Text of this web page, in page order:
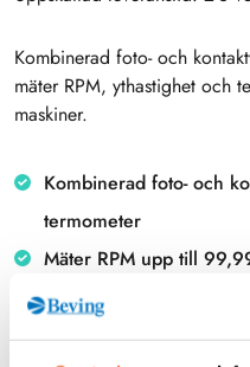
Kombinerad foto- och
mäter RPM, ythastighet och
maskiner.
Kombinerad foto- och
termometer
Mäter RPM upp till
IR-temperaturmätning
Laserpekare för exakt